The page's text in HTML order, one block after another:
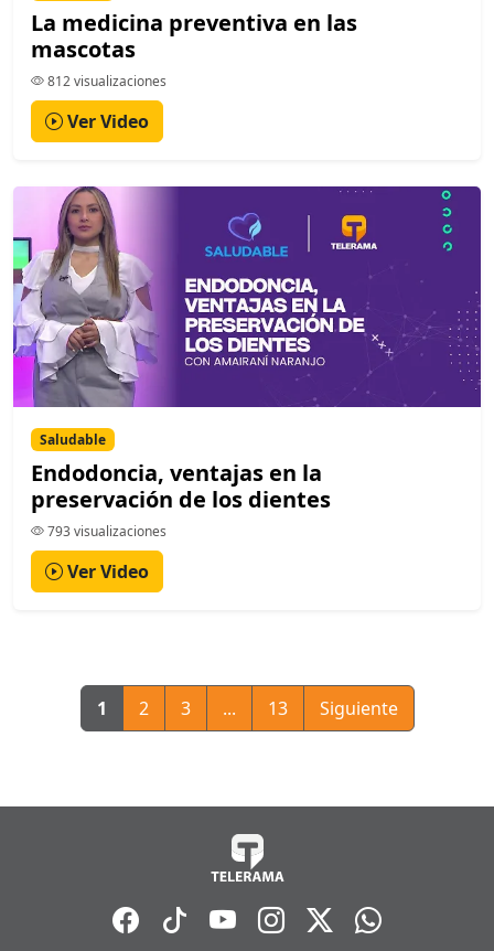
La medicina preventiva en las
mascotas
812 visualizaciones
Ver Video
Saludable
Endodoncia, ventajas en la
preservación de los dientes
793 visualizaciones
Ver Video
1 2 3 ... 13 Siguiente